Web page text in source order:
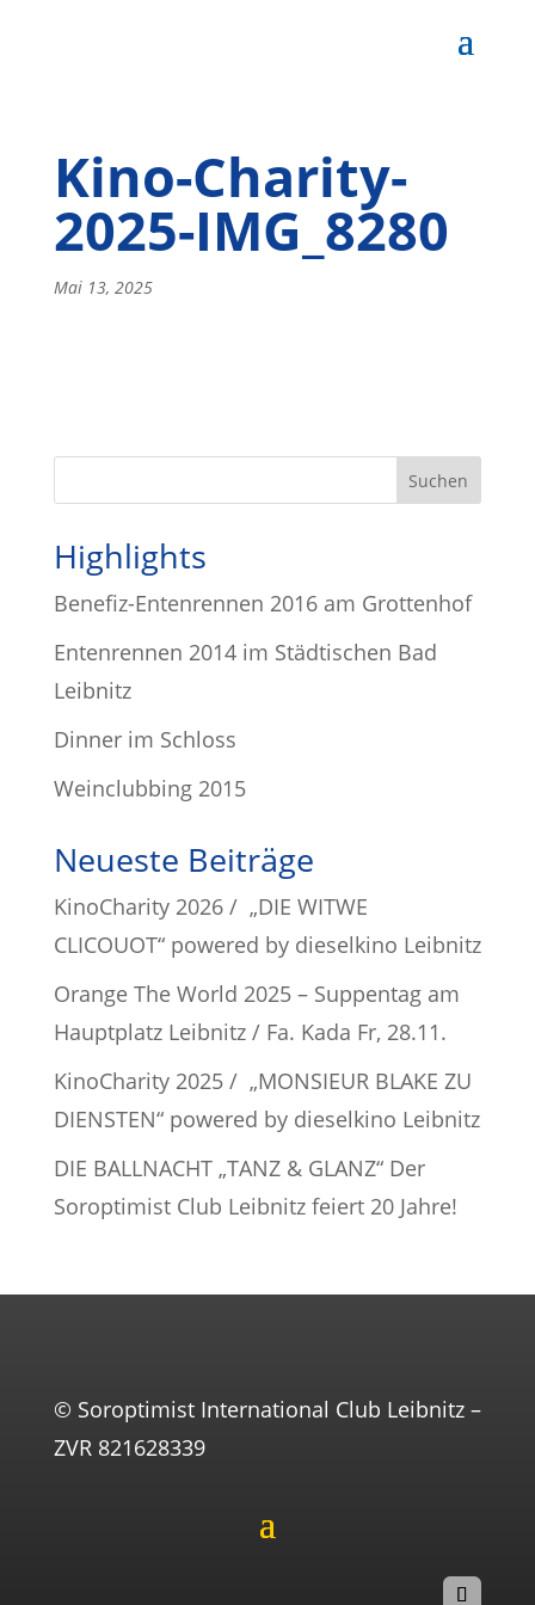
Kino-Charity-
2025-IMG_8280
Mai 13, 2025
Highlights
Benefiz-Entenrennen 2016 am Grottenhof
Entenrennen 2014 im Städtischen Bad
Leibnitz
Dinner im Schloss
Weinclubbing 2015
Neueste Beiträge
KinoCharity 2026 / „DIE WITWE
CLICOUOT“ powered by dieselkino Leibnitz
Orange The World 2025 – Suppentag am
Hauptplatz Leibnitz / Fa. Kada Fr, 28.11.
KinoCharity 2025 / „MONSIEUR BLAKE ZU
DIENSTEN“ powered by dieselkino Leibnitz
DIE BALLNACHT „TANZ & GLANZ“ Der
Soroptimist Club Leibnitz feiert 20 Jahre!
© Soroptimist International Club Leibnitz –
ZVR 821628339